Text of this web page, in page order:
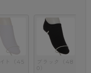
ト（45
ブラック（48